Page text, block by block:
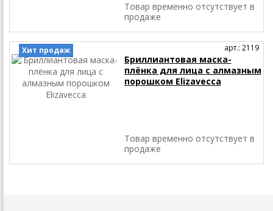
Товар временно отсутствует в
продаже
Хит продаж арт.: 2119
Бриллиантовая маска-
плёнка для лица с алмазным
порошком Elizavecca
Товар временно отсутствует в
продаже